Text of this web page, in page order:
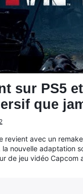
sur PS5
que
revient avec un
nouvelle adaptation
de jeu vidéo Capcom